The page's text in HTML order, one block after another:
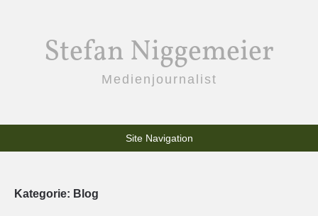
Stefan Niggemeier
Medienjournalist
Site Navigation
Kategorie: Blog